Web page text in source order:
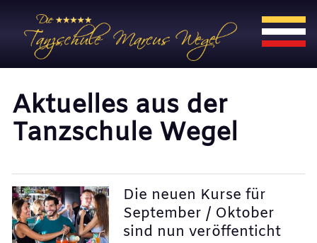
Aktuelles aus der
Tanzschule Wegel
Die neuen Kurse für
September / Oktober
sind nun veröffenticht